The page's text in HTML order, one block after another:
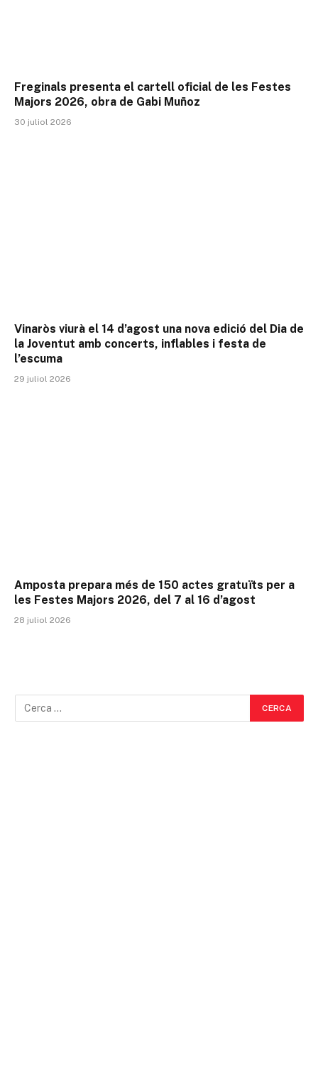
Freginals presenta el cartell oficial de les Festes
Majors 2026, obra de Gabi Muñoz
30 juliol 2026
Vinaròs viurà el 14 d’agost una nova edició del Dia de
la Joventut amb concerts, inflables i festa de
l’escuma
29 juliol 2026
Amposta prepara més de 150 actes gratuïts per a
les Festes Majors 2026, del 7 al 16 d’agost
28 juliol 2026